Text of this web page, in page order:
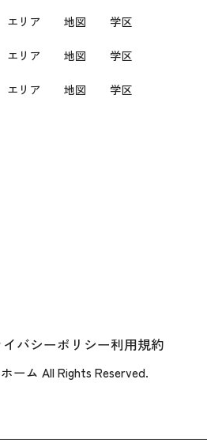
エリア 地図 学区
エリア 地図 学区
エリア 地図 学区
イバシーポリシー利用規約
ーム All Rights Reserved.